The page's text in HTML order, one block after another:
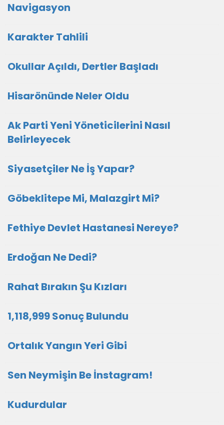
Navigasyon
Karakter Tahlili
Okullar Açıldı, Dertler Başladı
Hisarönünde Neler Oldu
Ak Parti Yeni Yöneticilerini Nasıl
Belirleyecek
Siyasetçiler Ne İş Yapar?
Göbeklitepe Mi, Malazgirt Mi?
Fethiye Devlet Hastanesi Nereye?
Erdoğan Ne Dedi?
Rahat Bırakın Şu Kızları
1,118,999 Sonuç Bulundu
Ortalık Yangın Yeri Gibi
Sen Neymişin Be İnstagram!
Kudurdular